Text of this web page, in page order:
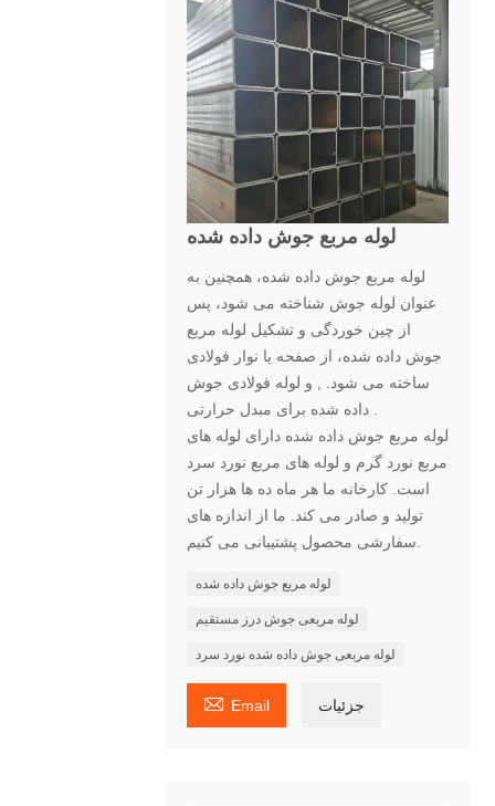
لوله مربع جوش داده شده
لوله مربع جوش داده شده، همچنین به
عنوان لوله جوش شناخته می شود، پس
از چین خوردگی و تشکیل لوله مربع
جوش داده شده، از صفحه یا نوار فولادی
ساخته می شود. , و لوله فولادی جوش
داده شده برای مبدل حرارتی .
لوله مربع جوش داده شده دارای لوله های
مربع نورد گرم و لوله های مربع نورد سرد
است. کارخانه ما هر ماه ده ها هزار تن
تولید و صادر می کند. ما از اندازه های
لوله مربع جوش داده شده
لوله مربعی جوش درز مستقیم
لوله مربعی جوش داده شده نورد سرد
 Email جزئیات